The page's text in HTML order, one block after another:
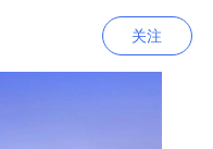
关注